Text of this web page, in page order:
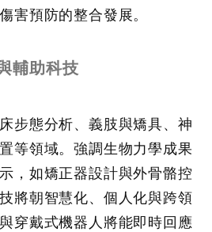
害預防的整合發展。
輔助科技
步態分析、義肢與矯具、神
等領域。強調生物力學成果
，如矯正器設計與外骨骼控
將朝智慧化、個人化與跨領
穿戴式機器人將能即時回應